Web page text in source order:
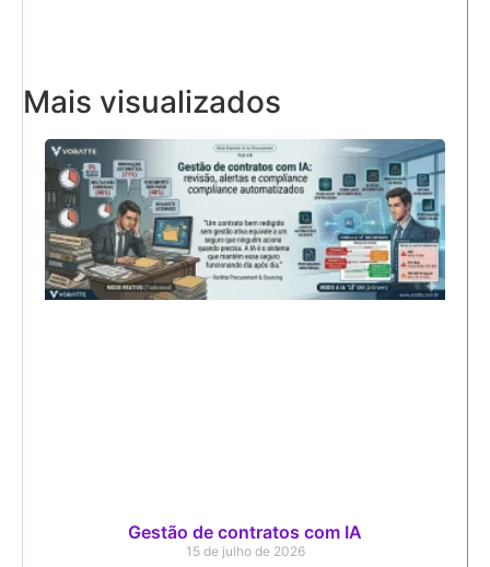
Mais visualizados
Gestão de contratos com IA
15 de julho de 2026